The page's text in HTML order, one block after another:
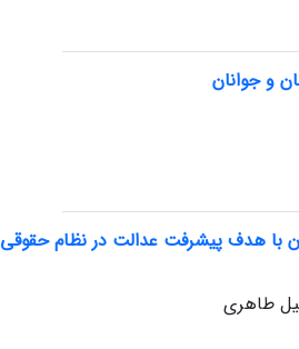
و جوانان
هدف پیشرفت عدالت در نظام حقوقی
طاهری